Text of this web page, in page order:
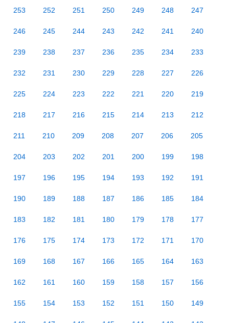
253 252 251 250 249 248 247
246 245 244 243 242 241 240
239 238 237 236 235 234 233
232 231 230 229 228 227 226
225 224 223 222 221 220 219
218 217 216 215 214 213 212
211 210 209 208 207 206 205
204 203 202 201 200 199 198
197 196 195 194 193 192 191
190 189 188 187 186 185 184
183 182 181 180 179 178 177
176 175 174 173 172 171 170
169 168 167 166 165 164 163
162 161 160 159 158 157 156
155 154 153 152 151 150 149